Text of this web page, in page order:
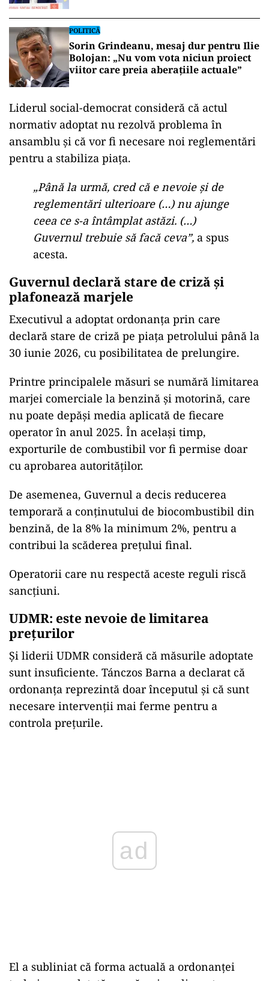
POLITICĂ
Sorin Grindeanu, mesaj dur pentru Ilie
Bolojan: „Nu vom vota niciun proiect
viitor care preia aberațiile actuale”
Liderul social-democrat consideră că actul
normativ adoptat nu rezolvă problema în
ansamblu și că vor fi necesare noi reglementări
pentru a stabiliza piața.
„Până la urmă, cred că e nevoie și de
reglementări ulterioare (…) nu ajunge
ceea ce s-a întâmplat astăzi. (…)
Guvernul trebuie să facă ceva”, a spus
acesta.
Guvernul declară stare de criză și
plafonează marjele
Executivul a adoptat ordonanța prin care
declară stare de criză pe piața petrolului până la
30 iunie 2026, cu posibilitatea de prelungire.
Printre principalele măsuri se numără limitarea
marjei comerciale la benzină și motorină, care
nu poate depăși media aplicată de fiecare
operator în anul 2025. În același timp,
exporturile de combustibil vor fi permise doar
cu aprobarea autorităților.
De asemenea, Guvernul a decis reducerea
temporară a conținutului de biocombustibil din
benzină, de la 8% la minimum 2%, pentru a
contribui la scăderea prețului final.
Operatorii care nu respectă aceste reguli riscă
sancțiuni.
UDMR: este nevoie de limitarea
prețurilor
Și liderii UDMR consideră că măsurile adoptate
sunt insuficiente. Tánczos Barna a declarat că
ordonanța reprezintă doar începutul și că sunt
necesare intervenții mai ferme pentru a
controla prețurile.
ad
El a subliniat că forma actuală a ordonanței